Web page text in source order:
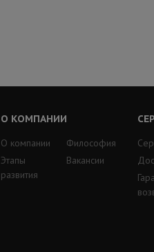
О КОМПАНИИ
О компании
Этапы
развития
Философия
Вакансии